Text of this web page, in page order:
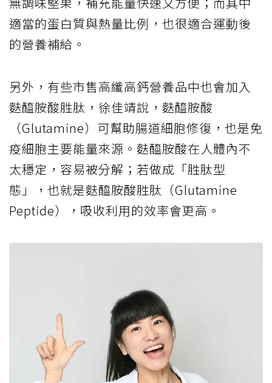
適當的蛋白質與熱量比例，也很適合運動後
的營養補給。
另外，有些市售高纖高鈣營養品中也會加入
麩醯胺酸胜肽，徐佳靖說，麩醯胺酸
（Glutamine）可幫助腸道細胞修復，也是免
疫細胞主要能量來源。麩醯胺酸在人體內不
太穩定，容易被分解；若做成「胜肽型
態」，也就是麩醯胺酸胜肽（Glutamine
Peptide），吸收利用的效率會更高。